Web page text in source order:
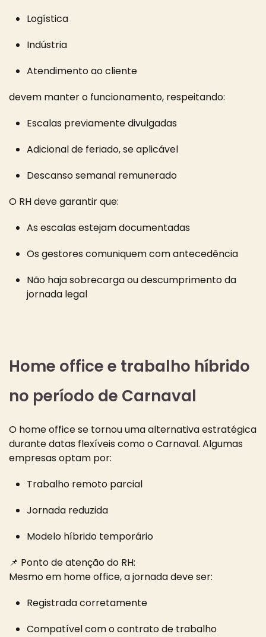
Logística
Indústria
Atendimento ao cliente
devem manter o funcionamento, respeitando:
Escalas previamente divulgadas
Adicional de feriado, se aplicável
Descanso semanal remunerado
O RH deve garantir que:
As escalas estejam documentadas
Os gestores comuniquem com antecedência
Não haja sobrecarga ou descumprimento da
jornada legal
Home office e trabalho híbrido
no período de Carnaval
O home office se tornou uma alternativa estratégica
durante datas flexíveis como o Carnaval. Algumas
empresas optam por:
Trabalho remoto parcial
Jornada reduzida
Modelo híbrido temporário
📌 Ponto de atenção do RH:
Mesmo em home office, a jornada deve ser:
Registrada corretamente
Compatível com o contrato de trabalho